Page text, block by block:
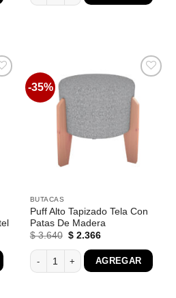
$ 12.840.$ 8.346.
Pitanga Paris Pastel cantidad
-35% Favoritos
BUTACAS
Puff Alto Tapizado Tela Con
Patas De Madera
$3.640 El
original
era:
$ 3.640.
$2.366El
actual
es:
$ 2.366.
Puff Alto Tapizado Tela Con Patas
AGREGAR